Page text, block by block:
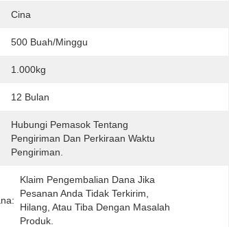
Cina
500 Buah/minggu
1.000kg
12 Bulan
Hubungi Pemasok Tentang
Pengiriman Dan Perkiraan Waktu
Pengiriman.
Klaim Pengembalian Dana Jika
Pesanan Anda Tidak Terkirim,
Hilang, Atau Tiba Dengan Masalah
Produk.